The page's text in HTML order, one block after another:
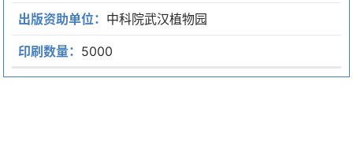
出版资助单位： 中科院武汉植物园
印刷数量： 5000